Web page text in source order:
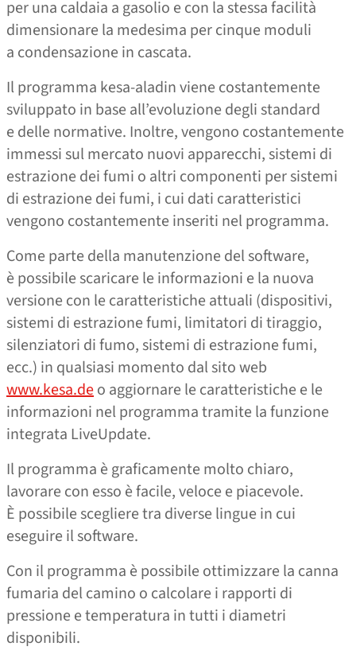
per una caldaia a gasolio e con la stessa facilità
dimensionare la medesima per cinque moduli
a condensazione in cascata.
Il programma kesa-aladin viene costantemente
sviluppato in base all’evoluzione degli standard
e delle normative. Inoltre, vengono costantemente
immessi sul mercato nuovi apparecchi, sistemi di
estrazione dei fumi o altri componenti per sistemi
di estrazione dei fumi, i cui dati caratteristici
vengono costantemente inseriti nel programma.
Come parte della manutenzione del software,
è possibile scaricare le informazioni e la nuova
versione con le caratteristiche attuali (dispositivi,
sistemi di estrazione fumi, limitatori di tiraggio,
silenziatori di fumo, sistemi di estrazione fumi,
ecc.) in qualsiasi momento dal sito web
www.kesa.deo aggiornare le caratteristiche e le
informazioni nel programma tramite la funzione
integrata LiveUpdate.
Il programma è graficamente molto chiaro,
lavorare con esso è facile, veloce e piacevole.
È possibile scegliere tra diverse lingue in cui
eseguire il software.
Con il programma è possibile ottimizzare la canna
fumaria del camino o calcolare i rapporti di
pressione e temperatura in tutti i diametri
disponibili.